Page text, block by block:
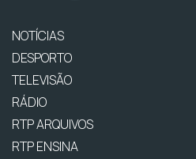
NOTÍCIAS
DESPORTO
TELEVISÃO
RÁDIO
RTP ARQUIVOS
RTP ENSINA